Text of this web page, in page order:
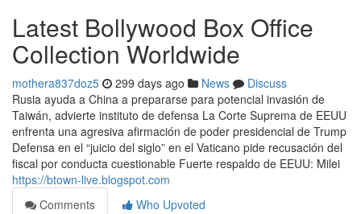
Latest Bollywood Box Office
Collection Worldwide
mothera837doz5 299 days ago News
Discuss
Rusia ayuda a China a prepararse para potencial invasión de
Taiwán, advierte instituto de defensa La Corte Suprema de EEUU
enfrenta una agresiva afirmación de poder presidencial de Trump
Defensa en el “juicio del siglo” en el Vaticano pide recusación del
fiscal por conducta cuestionable Fuerte respaldo de EEUU: Milei
https://btown-live.blogspot.com
Comments
Who Upvoted